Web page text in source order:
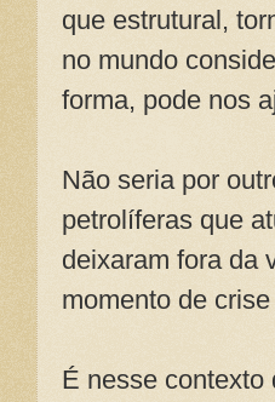
que estrutural,
no mundo
forma, pode nos
Não seria por
petrolíferas que
deixaram fora da
momento de
É nesse contexto